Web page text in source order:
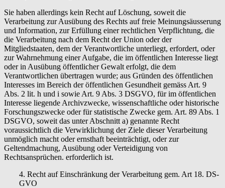
Sie haben allerdings kein Recht auf Löschung, soweit die
Verarbeitung zur Ausübung des Rechts auf freie Meinungsäusserung
und Information, zur Erfüllung einer rechtlichen Verpflichtung, die
die Verarbeitung nach dem Recht der Union oder der
Mitgliedstaaten, dem der Verantwortliche unterliegt, erfordert, oder
zur Wahrnehmung einer Aufgabe, die im öffentlichen Interesse liegt
oder in Ausübung öffentlicher Gewalt erfolgt, die dem
Verantwortlichen übertragen wurde; aus Gründen des öffentlichen
Interesses im Bereich der öffentlichen Gesundheit gemäss Art. 9
Abs. 2 lit. h und i sowie Art. 9 Abs. 3 DSGVO, für im öffentlichen
Interesse liegende Archivzwecke, wissenschaftliche oder historische
Forschungszwecke oder für statistische Zwecke gem. Art. 89 Abs. 1
DSGVO, soweit das unter Abschnitt a) genannte Recht
voraussichtlich die Verwirklichung der Ziele dieser Verarbeitung
unmöglich macht oder ernsthaft beeinträchtigt, oder zur
Geltendmachung, Ausübung oder Verteidigung von
Rechtsansprüchen. erforderlich ist.
4. Recht auf Einschränkung der Verarbeitung gem. Art 18. DS-
GVO